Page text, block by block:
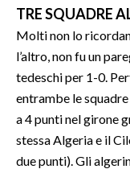
TRE SQUADRE
Molti non lo
l’altro, non fu un
tedeschi per 1-0.
entrambe le squadre
a 4 punti nel girone
stessa Algeria e il
due punti). Gli